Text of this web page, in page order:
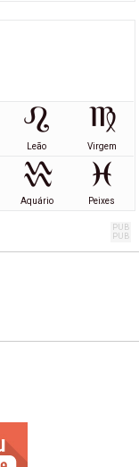
Leão Virgem
Aquário Peixes